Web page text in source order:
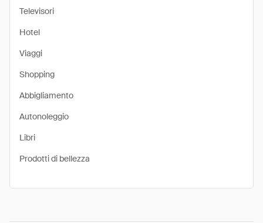
Televisori
Hotel
Viaggi
Shopping
Abbigliamento
Autonoleggio
Libri
Prodotti di bellezza